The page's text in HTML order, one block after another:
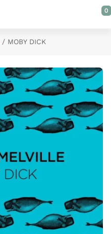
0
MOBY DICK